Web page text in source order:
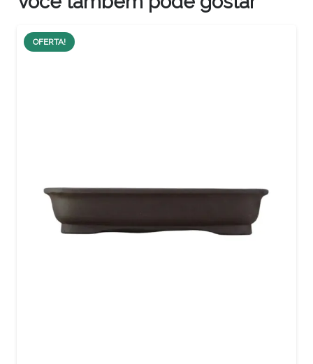
OFERTA!